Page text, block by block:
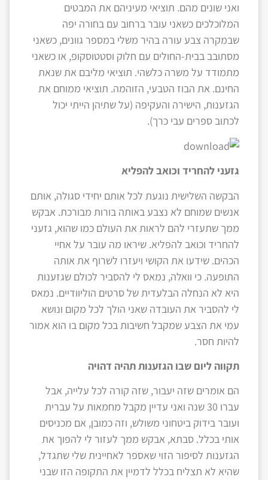
ואני שונים מהם. תוציאי מעיניהם את המבטים
המלוכלכים כשאני עובר ברחוב עם בחורה יפה
שבמקרה צבע עורה בהיר משלי במספר גוונים, כשאני
מסתובב בבית-החולים עם חלוק וסטטוסקופ, או כשאני
מתמודד על משרה כלשהי. תוציאי מליבם את שנאת
החינם. את הבוז הטבעי, הזוהמה. תוציאי ממוחם את
הגזענות, הישירה והעקיפה (על שתיהן הייתי יכול
לכתוב ספרים עבי כרך).
גזעני להחריד וכואב להפליא
הבקשה השלישית נוגעת לכל אותם יחידי סגולה, אותם
אנשים שמוחם לא נצבע באותה בורות מבורכת. אבקש
ממך שתעזרי להם לראות את העולם כמו שהוא, גזעני
להחריד וכואב להפליא. שיראו מה עובר על אחיי
הכהים. שידעו את הקושי ויעזרו לשרוף את אותה
התופעה. כי וואלה, נמאס לי להסביר לכולם שגזענות
היא לא הנחלה הבלעדית של סרטים הוליוודיים. נמאס
לי להסביר את העובדה שאני הולך לכל מקום ונושא
עמי את הצבע שמקבל חשיבות בכל מקום בו הוא אמור
להיות חסר.
תקווה ליום שבו הגזענות תהיה דהויה
הם אומרים שזה יעבור, שזה קורה לכל עלייה, אבל
עברו 30 שנה ואני עדיין מקבל מחמאות על עברית
ועובר בידוק ביטחוני משולש, וזה כמובן, אם מכניסים
אותי בכלל. סבתא, אבקש ממך לעזור לי להפוך את
הגזענות לסיפור הזוי שאספר לאחיינית שלי שתגדל,
שהיא לא תצליח בכלל לדמיין את התקופה הזו שבני